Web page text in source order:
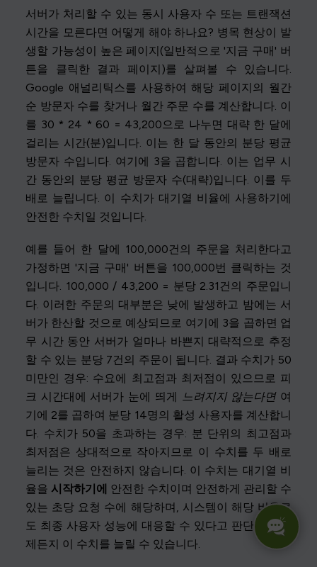
서버가 처리할 수 있는 동시 사용자 수 또는 트랜잭션
시간을 모른다면 어떻게 해야 하나요? 병목 현상이 발
생할 가능성이 높은 페이지(일반적으로 '지금 구매' 버
튼을 클릭한 결과 페이지)를 살펴볼 수 있습니다.
Google 애널리틱스를 사용하여 해당 페이지의 월간
순 방문자 수를 찾거나 월간 주문 수를 계산합니다. 이
를 30 * 24 * 60 = 43,200으로 나누면 대략 한 달에
걸리는 시간(분)입니다. 이는 한 달 동안의 분당 평균
방문자 수입니다. 여기에 3을 곱합니다. 이는 업무 시
간 동안의 분당 평균 방문자 수(대략)입니다. 이를 두
배로 늘립니다. 이 수치가 대기열 비율에 사용하기에
안전한 수치일 것입니다.
예를 들어 한 달에 100,000건의 주문을 처리한다고
가정하면 '지금 구매' 버튼을 100,000번 클릭하는 것
입니다. 100,000 / 43,200 = 분당 2.31건의 주문입니
다. 이러한 주문의 대부분은 낮에 발생하고 밤에는 서
버가 한산할 것으로 예상되므로 여기에 3을 곱하면 업
무 시간 동안 서버가 얼마나 바쁜지 대략적으로 추정
할 수 있는 분당 7건의 주문이 됩니다. 결과 수치가 50
미만인 경우: 수요에 최고점과 최저점이 있으므로 피
크 시간대에 서버가 눈에 띄게 느려지지 않는다면여
기에 2를 곱하여 분당 14명의 활성 사용자를 계산합니
다. 수치가 50을 초과하는 경우: 분 단위의 최고점과
최저점은 상대적으로 작아지므로 이 수치를 두 배로
늘리는 것은 안전하지 않습니다. 이 수치는 대기열 비
율을 시작하기에 안전한 수치이며 안전하게 관리할 수
있는 초당 요청 수에 해당하며, 시스템이 해당 비율로
도 최종 사용자 성능에 대응할 수 있다고 판단되면 언
제든지 이 수치를 늘릴 수 있습니다.